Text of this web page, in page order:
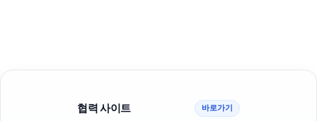
협력 사이트 바로가기